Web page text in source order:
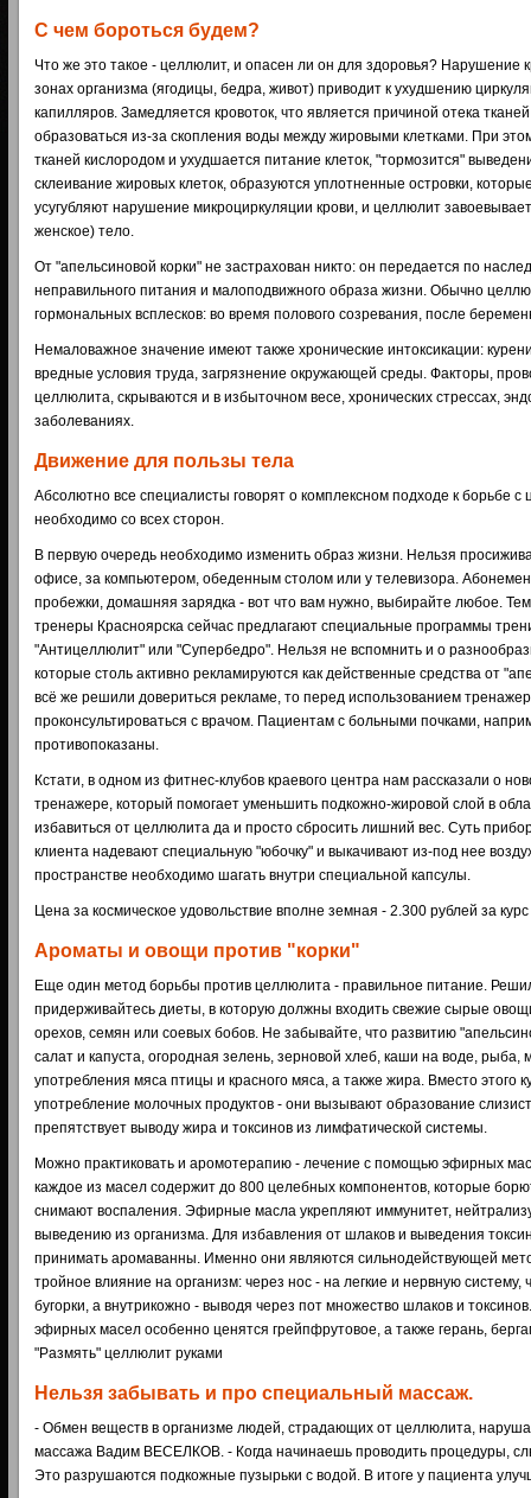
С чем бороться будем?
Что же это такое - целлюлит, и опасен ли он для здоровья? Нарушение
зонах организма (ягодицы, бедра, живот) приводит к ухудшению
капилляров. Замедляется кровоток, что является причиной отека
образоваться из-за скопления воды между жировыми клетками. При
тканей кислородом и ухудшается питание клеток, "тормозится"
склеивание жировых клеток, образуются уплотненные островки,
усугубляют нарушение микроциркуляции крови, и целлюлит
женское) тело.
От "апельсиновой корки" не застрахован никто: он передается по
неправильного питания и малоподвижного образа жизни. Обычно
гормональных всплесков: во время полового созревания, после
Немаловажное значение имеют также хронические интоксикации:
вредные условия труда, загрязнение окружающей среды. Факторы,
целлюлита, скрываются и в избыточном весе, хронических стрессах,
заболеваниях.
Движение для пользы тела
Абсолютно все специалисты говорят о комплексном подходе к борьбе с
необходимо со всех сторон.
В первую очередь необходимо изменить образ жизни. Нельзя
офисе, за компьютером, обеденным столом или у телевизора.
пробежки, домашняя зарядка - вот что вам нужно, выбирайте любое.
тренеры Красноярска сейчас предлагают специальные программы
"Антицеллюлит" или "Супербедро". Нельзя не вспомнить и о
которые столь активно рекламируются как действенные средства от
всё же решили довериться рекламе, то перед использованием
проконсультироваться с врачом. Пациентам с больными почками,
противопоказаны.
Кстати, в одном из фитнес-клубов краевого центра нам рассказали о
тренажере, который помогает уменьшить подкожно-жировой слой в
избавиться от целлюлита да и просто сбросить лишний вес. Суть
клиента надевают специальную "юбочку" и выкачивают из-под нее
пространстве необходимо шагать внутри специальной капсулы.
Цена за космическое удовольствие вполне земная - 2.300 рублей за
Ароматы и овощи против "корки"
Еще один метод борьбы против целлюлита - правильное питание.
придерживайтесь диеты, в которую должны входить свежие сырые
орехов, семян или соевых бобов. Не забывайте, что развитию
салат и капуста, огородная зелень, зерновой хлеб, каши на воде, рыба,
употребления мяса птицы и красного мяса, а также жира. Вместо этого
употребление молочных продуктов - они вызывают образование
препятствует выводу жира и токсинов из лимфатической системы.
Можно практиковать и аромотерапию - лечение с помощью эфирных
каждое из масел содержит до 800 целебных компонентов, которые
снимают воспаления. Эфирные масла укрепляют иммунитет,
выведению из организма. Для избавления от шлаков и выведения
принимать аромаванны. Именно они являются сильнодействующей
тройное влияние на организм: через нос - на легкие и нервную систему,
бугорки, а внутрикожно - выводя через пот множество шлаков и
эфирных масел особенно ценятся грейпфрутовое, а также герань,
"Размять" целлюлит руками
Нельзя забывать и про специальный массаж.
- Обмен веществ в организме людей, страдающих от целлюлита,
массажа Вадим ВЕСЕЛКОВ. - Когда начинаешь проводить процедуры,
Это разрушаются подкожные пузырьки с водой. В итоге у пациента